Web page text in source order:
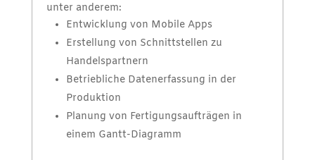
unter anderem:
Entwicklung von Mobile Apps
Erstellung von Schnittstellen zu
Handelspartnern
Betriebliche Datenerfassung in der
Produktion
Planung von Fertigungsaufträgen in
einem Gantt-Diagramm